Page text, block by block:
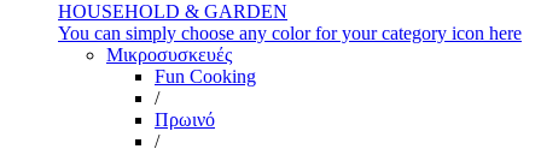
HOUSEHOLD & GARDEN
You can simply choose any color for your category icon here
Μικροσυσκευές
Fun Cooking
/
Πρωινό
/